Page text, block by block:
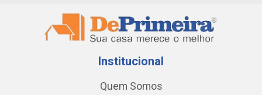
Institucional
Quem Somos